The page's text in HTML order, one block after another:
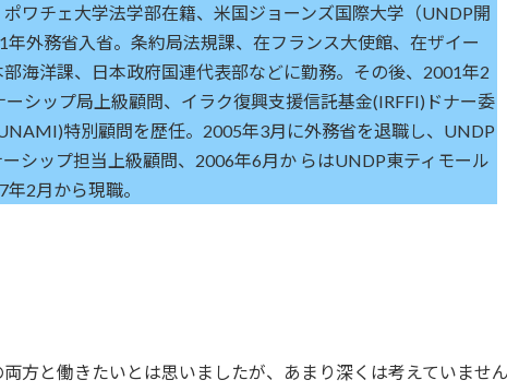
ワチェ大学法学部在籍、米国ジョーンズ国際大学（UNDP開
外務省入省。条約局法規課、在フランス大使館、在ザイー
海洋課、日本政府国連代表部などに勤務。その後、2001年2
シップ局上級顧問、イラク復興支援信託基金(IRFFI)ドナー委
特別顧問を歴任。2005年3月に外務省を退職し、UNDP
シップ担当上級顧問、2006年6月か らはUNDP東ティモール
2月から現職。
方と働きたいとは思いましたが、あまり深くは考えていませ